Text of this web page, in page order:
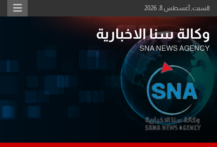
Skip
to
السبت, أغسطس 8, 2026
وكالة سنا الاخبارية
SNA NEWS AGENCY